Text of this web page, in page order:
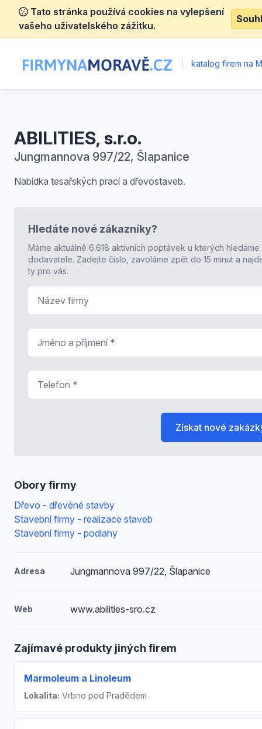
Tato stránka používá cookies na vylepšení
vašeho uživatelského zážitku.
katalog firem na
ABILITIES, s.r.o.
Jungmannova 997/22, Šlapanice
Nabídka tesařských prací a dřevostaveb.
Obory firmy
Dřevo - dřevěné stavby
Stavební firmy - realizace staveb
Stavební firmy - podlahy
Adresa Jungmannova 997/22, Šlapanice
Web www.abilities-sro.cz
Zajímavé produkty jiných firem
Marmoleum a Linoleum
Lokalita: Vrbno pod Pradědem
Hledáte nové zákazníky?
Máme aktuálně 6.618 aktivních poptávek u kterých hledáme
dodavatele. Zadejte číslo, zavoláme zpět do 15 minut a
ty pro vás.
Získat nové